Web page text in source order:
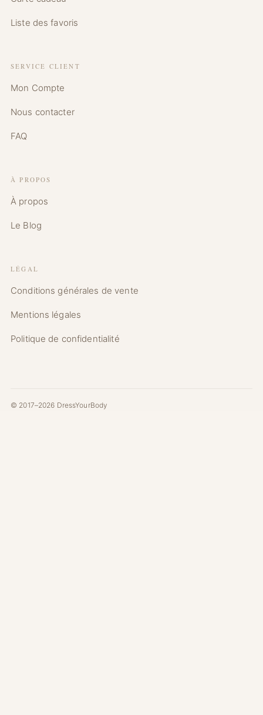
Liste des favoris
SERVICE CLIENT
Mon Compte
Nous contacter
FAQ
À PROPOS
À propos
Le Blog
LÉGAL
Conditions générales de vente
Mentions légales
Politique de confidentialité
© 2017–2026 DressYourBody